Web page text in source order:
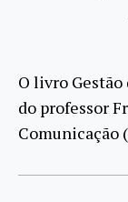
O livro
do professor
Comunicação